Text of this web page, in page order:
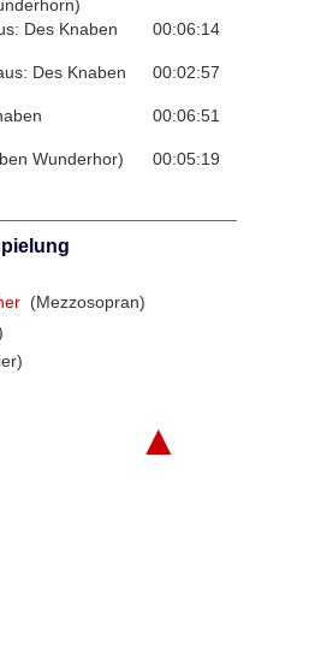
Des Knaben
00:06:14
Des Knaben
00:02:57
00:06:51
Wunderhor) 00:05:19
(Mezzosopran)
▲